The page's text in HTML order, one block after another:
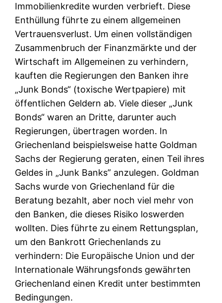
Immobilienkredite wurden verbrieft. Diese
Enthüllung führte zu einem allgemeinen
Vertrauensverlust. Um einen vollständigen
Zusammenbruch der Finanzmärkte und der
Wirtschaft im Allgemeinen zu verhindern,
kauften die Regierungen den Banken ihre
„Junk Bonds“ (toxische Wertpapiere) mit
öffentlichen Geldern ab. Viele dieser „Junk
Bonds“ waren an Dritte, darunter auch
Regierungen, übertragen worden. In
Griechenland beispielsweise hatte Goldman
Sachs der Regierung geraten, einen Teil ihres
Geldes in „Junk Banks” anzulegen. Goldman
Sachs wurde von Griechenland für die
Beratung bezahlt, aber noch viel mehr von
den Banken, die dieses Risiko loswerden
wollten. Dies führte zu einem Rettungsplan,
um den Bankrott Griechenlands zu
verhindern: Die Europäische Union und der
Internationale Währungsfonds gewährten
Griechenland einen Kredit unter bestimmten
Bedingungen.